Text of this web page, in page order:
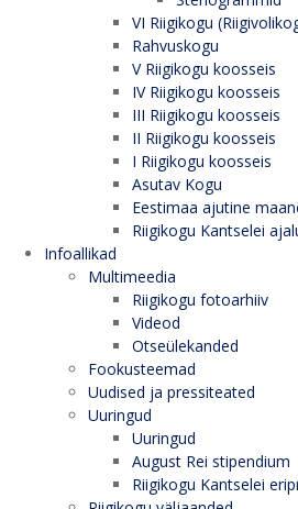
VI Riigikogu
Rahvuskogu
V Riigikogu koosseis
IV Riigikogu koosseis
III Riigikogu koosseis
II Riigikogu koosseis
I Riigikogu koosseis
Asutav Kogu
Eestimaa ajutine
Riigikogu Kantselei
Infoallikad
Multimeedia
Riigikogu fotoarhiiv
Videod
Otseülekanded
Fookusteemad
Uudised ja pressiteated
Uuringud
Uuringud
August Rei stipendium
Riigikogu Kantselei